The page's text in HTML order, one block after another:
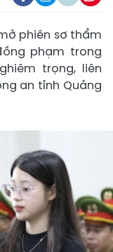
phiên sơ thẩm
phạm trong
trọng, liên
an tỉnh Quảng